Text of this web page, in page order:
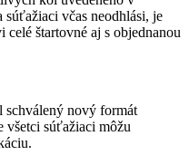
súťažiaci včas neodhlási, je
štartovné aj s objednanou
schválený nový formát
všetci súťažiaci môžu